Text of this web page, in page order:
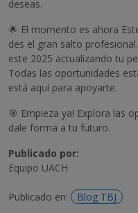
deseas.
🌟 El momento es ahora
des el gran salto
este 2025 actualizando tu
Todas las oportunidades
está aquí para apoyarte.
🎯 Empieza ya! Explora las
dale forma a tu futuro.
Publicado por:
Equipo UACH
Publicado en: Blog TBJ